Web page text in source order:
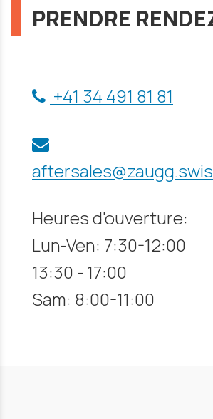
PRENDRE
+41 34 491 81 81
Heures d'ouverture:
Lun-Ven: 7:30-12:00
13:30 - 17:00
Sam: 8:00-11:00